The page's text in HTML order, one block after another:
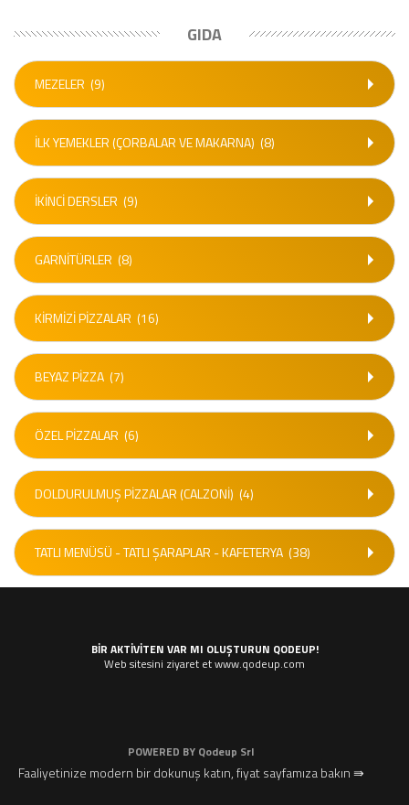
GIDA
MEZELER (9)
İLK YEMEKLER (ÇORBALAR VE MAKARNA) (8)
İKİNCİ DERSLER (9)
GARNİTÜRLER (8)
KIRMIZI PİZZALAR (16)
BEYAZ PİZZA (7)
ÖZEL PIZZALAR (6)
DOLDURULMUŞ PIZZALAR (CALZONI) (4)
TATLI MENÜSÜ - TATLI ŞARAPLAR - KAFETERYA (38)
BIR AKTIVITEN VAR MI OLUŞTURUN QODEUP!
Web sitesini ziyaret et www.qodeup.com
POWERED BY Qodeup Srl
Faaliyetinize modern bir dokunuş katın, fiyat sayfamıza bakın ⇛